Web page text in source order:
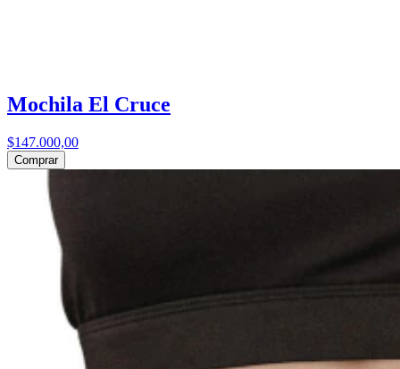
Mochila El Cruce
$147.000,00
Comprar